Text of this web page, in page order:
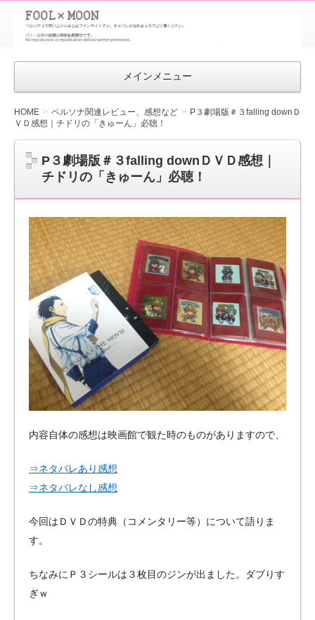
FOOL×MOON
｜ペルソナ
3 荒ハム中
メインメニュー
HOME ペルソナ関連レビュー、感想など
P３劇場版＃３falling downＤ
ＶＤ感想｜チドリの「きゅーん」必聴！
P３劇場版＃３falling downＤＶＤ感想｜
チドリの「きゅーん」必聴！
内容自体の感想は映画館で観た時のものがありますので、
⇒ネタバレあり感想
⇒ネタバレなし感想
今回はＤＶＤの特典（コメンタリー等）について語りま
す。
ちなみにＰ３シールは３枚目のジンが出ました。ダブりす
ぎｗ